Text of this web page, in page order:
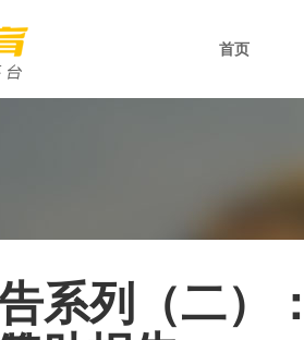
首页
系列（二）